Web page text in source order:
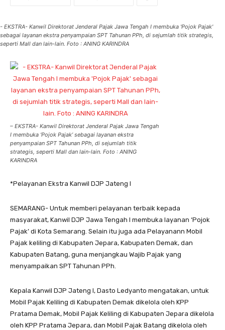
- EKSTRA- Kanwil Direktorat Jenderal Pajak Jawa Tengah I membuka 'Pojok Pajak'
sebagai layanan ekstra penyampaian SPT Tahunan PPh, di sejumlah titik strategis,
seperti Mall dan lain-lain. Foto : ANING KARINDRA
– EKSTRA- Kanwil Direktorat Jenderal Pajak Jawa Tengah
I membuka ‘Pojok Pajak’ sebagai layanan ekstra
penyampaian SPT Tahunan PPh, di sejumlah titik
strategis, seperti Mall dan lain-lain. Foto : ANING
KARINDRA
*Pelayanan Ekstra Kanwil DJP Jateng I
SEMARANG- Untuk memberi pelayanan terbaik kepada
masyarakat, Kanwil DJP Jawa Tengah I membuka layanan ‘Pojok
Pajak’ di Kota Semarang. Selain itu juga ada Pelayanann Mobil
Pajak keliling di Kabupaten Jepara, Kabupaten Demak, dan
Kabupaten Batang, guna menjangkau Wajib Pajak yang
menyampaikan SPT Tahunan PPh.
Kepala Kanwil DJP Jateng I, Dasto Ledyanto mengatakan, untuk
Mobil Pajak Keliling di Kabupaten Demak dikelola oleh KPP
Pratama Demak, Mobil Pajak Keliling di Kabupaten Jepara dikelola
oleh KPP Pratama Jepara, dan Mobil Pajak Batang dikelola oleh